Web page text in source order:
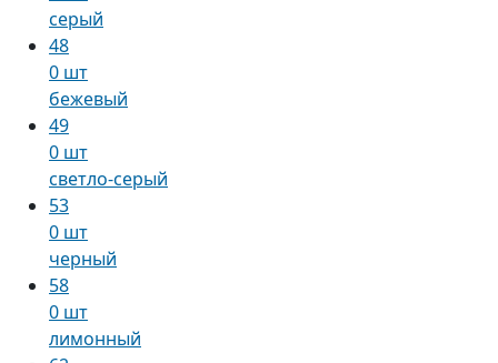
серый
48
0 шт
бежевый
49
0 шт
светло-серый
53
0 шт
черный
58
0 шт
лимонный